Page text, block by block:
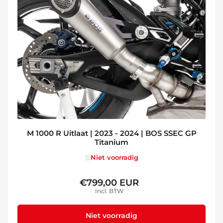
M 1000 R Uitlaat | 2023 - 2024 | BOS SSEC GP
Titanium
Niet voorradig
Normale
prijs
€799,00 EUR
Incl. BTW
Niet voorradig